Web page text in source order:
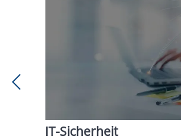
IT-Sicherheit